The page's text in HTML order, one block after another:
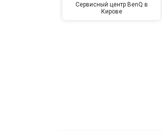
Сервисный центр BenQ в
Кирове